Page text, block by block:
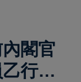
閣官
乙行